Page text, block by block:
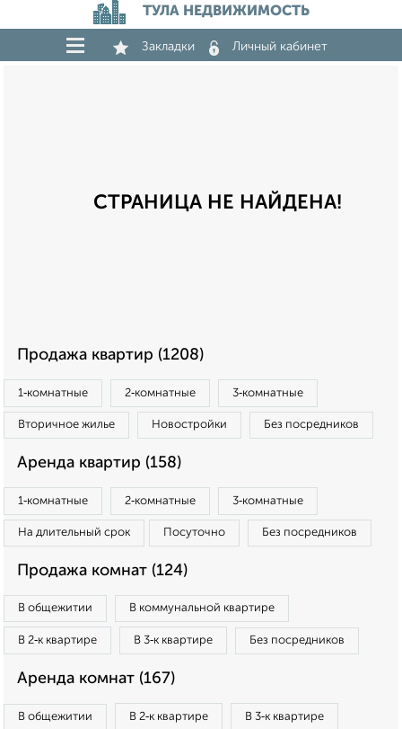
ТУЛА НЕДВИЖИМОСТЬ
Закладки Личный кабинет
СТРАНИЦА НЕ НАЙДЕНА!
Продажа квартир (1208)
1‑комнатные 2‑комнатные 3‑комнатные
Вторичное жилье Новостройки Без посредников
Аренда квартир (158)
1‑комнатные 2‑комнатные 3‑комнатные
На длительный срок Посуточно Без посредников
Продажа комнат (124)
В общежитии В коммунальной квартире
В 2‑к квартире В 3‑к квартире Без посредников
Аренда комнат (167)
В общежитии В 2‑к квартире В 3‑к квартире